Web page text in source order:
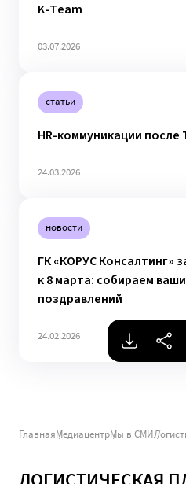
K-Team
03.07.2026
статьи
HR-коммуникации после
24.03.2026
новости
ГК «КОРУС Консалтинг»
к 8 марта: собираем
поздравлений
24.02.2026
ГлавнаяМедиацентрМы в СМИ